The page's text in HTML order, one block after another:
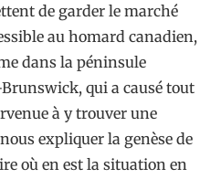
de garder le marché
au homard canadien,
dans la péninsule
qui a causé tout
à y trouver une
expliquer la genèse de
où en est la situation en